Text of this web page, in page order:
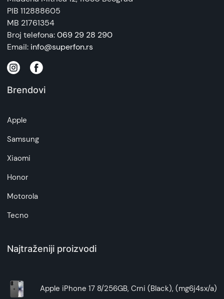
PIB 112888605
MB 21761354
Broj telefona:069 29 28 290
Email: info@superfon.rs
Brendovi
Apple
Samsung
Xiaomi
Honor
Motorola
Tecno
Najtraženiji proizvodi
Apple iPhone 17 8/256GB, Crni (Black), (mg6j4sx/a)